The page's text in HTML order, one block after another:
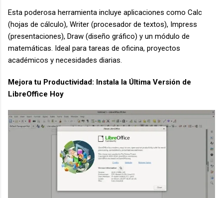
Esta poderosa herramienta incluye aplicaciones como Calc
(hojas de cálculo), Writer (procesador de textos), Impress
(presentaciones), Draw (diseño gráfico) y un módulo de
matemáticas. Ideal para tareas de oficina, proyectos
académicos y necesidades diarias.
Mejora tu Productividad: Instala la Última Versión de
LibreOffice Hoy